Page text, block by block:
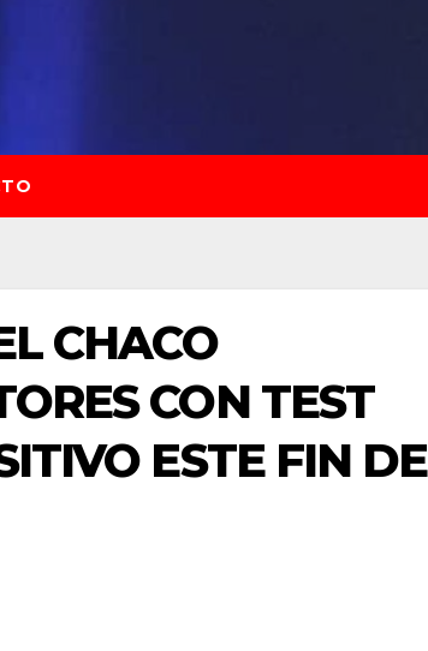
CHACO
CON TEST
ESTE FIN DE